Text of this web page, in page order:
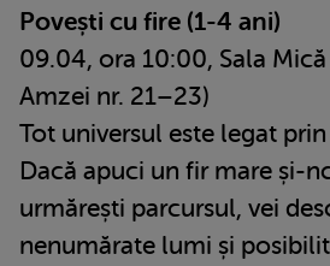
Povești cu fire (1-4 ani)
09.04, ora 10:00, Sala Mică
Amzei nr. 21–23)
Tot universul este legat
Dacă apuci un fir mare și-
urmărești parcursul, vei
nenumărate lumi și